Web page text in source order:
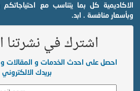
الاكاديمية كل بما يتناسب مع
وبأسعار منافسة . ابد.
اشترك في نشرتنا
احصل على احدث الخدمات و المقالات و
بريدك الالكتروني